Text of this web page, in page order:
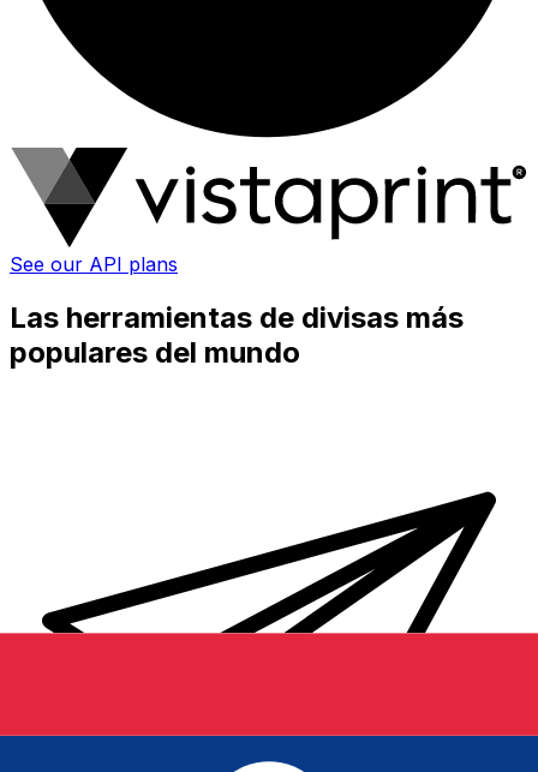
See our API plans
Las herramientas de divisas más
populares del mundo